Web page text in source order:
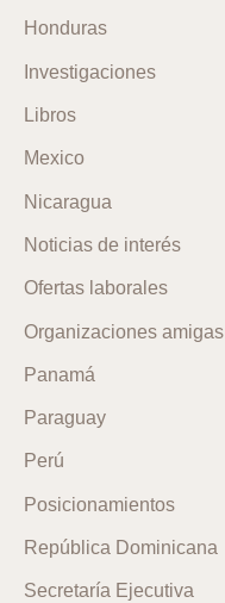
Honduras
Investigaciones
Libros
Mexico
Nicaragua
Noticias de interés
Ofertas laborales
Organizaciones amigas
Panamá
Paraguay
Perú
Posicionamientos
República Dominicana
Secretaría Ejecutiva